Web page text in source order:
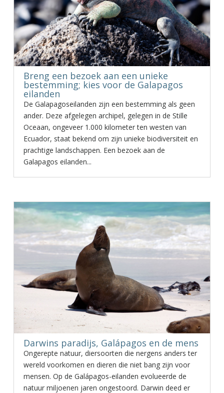
Breng een bezoek aan een unieke
bestemming; kies voor de Galapagos
eilanden
De Galapagoseilanden zijn een bestemming als geen
ander. Deze afgelegen archipel, gelegen in de Stille
Oceaan, ongeveer 1.000 kilometer ten westen van
Ecuador, staat bekend om zijn unieke biodiversiteit en
prachtige landschappen. Een bezoek aan de
Galapagos eilanden...
Darwins paradijs, Galápagos en de mens
Ongerepte natuur, diersoorten die nergens anders ter
wereld voorkomen en dieren die niet bang zijn voor
mensen. Op de Galápagos-eilanden evolueerde de
natuur miljoenen jaren ongestoord. Darwin deed er